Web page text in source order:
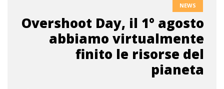
NEWS
Overshoot Day, il 1° agosto
abbiamo virtualmente
finito le risorse del
pianeta